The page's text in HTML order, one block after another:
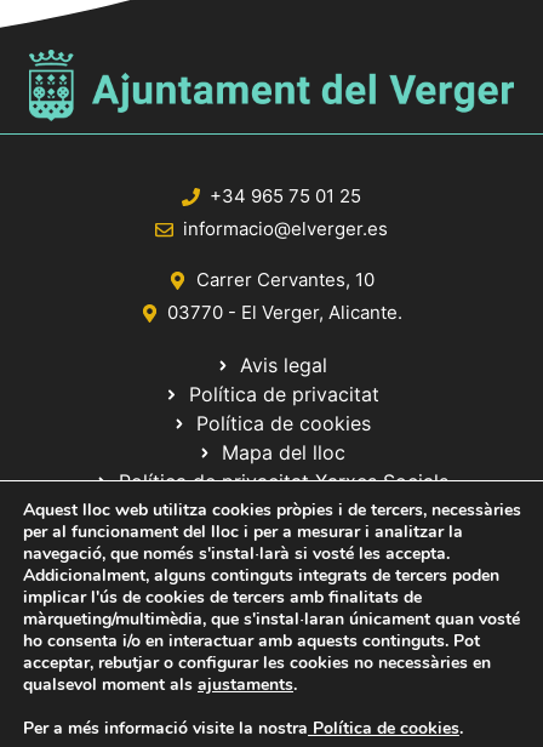
+34 965 75 01 25
informacio@elverger.es
Carrer Cervantes, 10
03770 - El Verger, Alicante.
Avis legal
Política de privacitat
Política de cookies
Mapa del lloc
Política de privacitat Xarxes Socials
© 2020 Web desarrollada por el Servicio de Informática de Diputación
de Alicante
Aquest lloc web utilitza cookies pròpies i de tercers, necessàries
per al funcionament del lloc i per a mesurar i analitzar la
navegació, que només s'instal·larà si vosté les accepta.
Addicionalment, alguns continguts integrats de tercers poden
implicar l'ús de cookies de tercers amb finalitats de
màrqueting/multimèdia, que s'instal·laran únicament quan vosté
ho consenta i/o en interactuar amb aquests continguts. Pot
acceptar, rebutjar o configurar les cookies no necessàries en
qualsevol moment als ajustaments.
Per a més informació visite la nostra Política de cookies.